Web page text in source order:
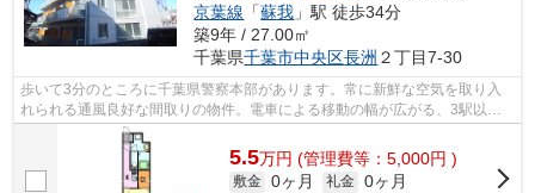
京葉線 「蘇我 」駅 徒歩34分
築9年 / 27.00㎡
千葉県千葉市中央区長洲 ２丁目7-30
歩いて3分のところに千葉県警察本部があります。常に新鮮な空気を取り入
れられる通風良好な間取りの物件。電車による移動の幅が広がる、3駅以上
利用可能な物件です。気になるイチオシ...
5.5万円 (管理費等：5,000円 )
敷金 0ヶ月 礼金 0ヶ月